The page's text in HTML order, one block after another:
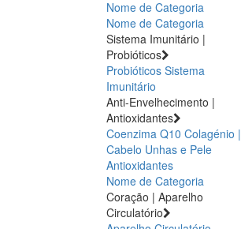
Nome de Categoria
Nome de Categoria
Sistema Imunitário |
Probióticos
Probióticos Sistema
Imunitário
Anti-Envelhecimento |
Antioxidantes
Coenzima Q10 Colagénio |
Cabelo Unhas e Pele
Antioxidantes
Nome de Categoria
Coração | Aparelho
Circulatório